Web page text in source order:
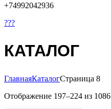
+74992042936
???
КАТАЛОГ
ГлавнаяКаталогСтраница 8
Отображение 197–224 из 1086